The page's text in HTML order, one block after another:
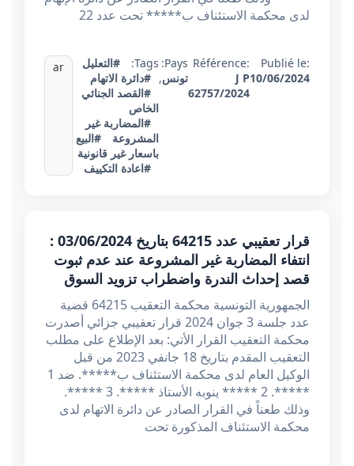
لدى محكمة الاستئناف ب***** تحت عدد 22
Publié le:
10/06/2024
Référence:
J P
62757/2024
Pays:
تونس,
Tags:
#التعليل
#دائرة الاتهام
#القصد الجنائي
الخاص
#المضاربة غير
المشروعة
#البيع
باسعار غير قانونية
#اعادة التكييف
ar
قرار تعقيبي عدد 64215 بتاريخ 03/06/2024 :
انتفاء المضاربة غير المشروعة عند عدم ثبوت
قصد إحداث الندرة واضطراب تزويد السوق
الجمهورية التونسية محكمة التعقيب 64215 قضية
عدد جلسة 3 جوان 2024 قرار تعقيبي جزائي أصدرت
محكمة التعقيب القرار الأتي: بعد الإطلاع على مطلب
التعقيب المقدم بتاريخ 18 جانفي 2023 من قبل
الوكيل العام لدى محكمة الاستئناف ب*****. ضد 1
*****. 2 ***** ينوبه الأستاذ *****. 3 *****.
وذلك طعناً في القرار الصادر عن دائرة الاتهام لدى
محكمة الاستئناف المذكورة تحت